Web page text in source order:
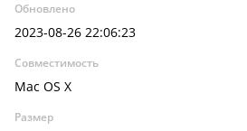
Обновлено
2023-08-26 22:06:23
Совместимость
Mac OS X
Размер